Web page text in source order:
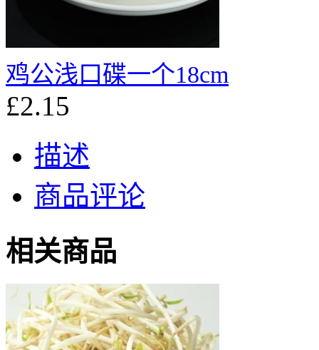
鸡公浅口碟一个18cm
£2.15
描述
商品评论
相关商品